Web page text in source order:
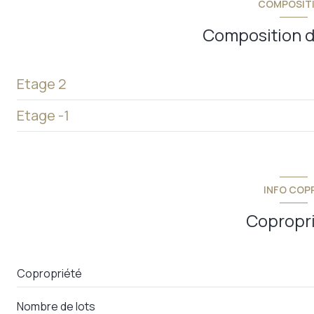
Composition
Etage 2
salle de bains
balcon
Etage -1
INFO
Copropriété
Nombre de lots